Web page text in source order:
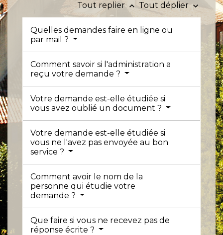
Tout replier keyboard_arrow_up Tout déplier keyboard_arrow_down
Quelles demandes faire en ligne ou
par mail ?
Comment savoir si l'administration a
reçu votre demande ?
Votre demande est-elle étudiée si
vous avez oublié un document ?
Votre demande est-elle étudiée si
vous ne l'avez pas envoyée au bon
service ?
Comment avoir le nom de la
personne qui étudie votre
demande ?
Que faire si vous ne recevez pas de
réponse écrite ?